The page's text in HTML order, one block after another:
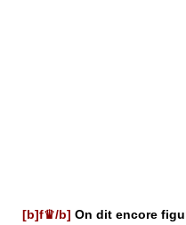
[b]f♛/b] On dit encore